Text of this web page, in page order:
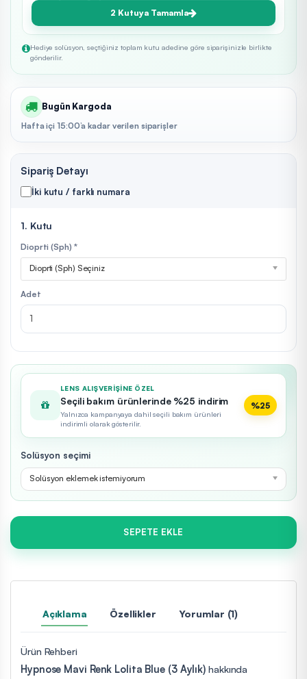
2 Kutuya Tamamla
Hediye solüsyon, seçtiğiniz toplam kutu adedine göre siparişinizle birlikte
gönderilir.
Bugün Kargoda
Hafta içi 15:00’a kadar verilen siparişler
Sipariş Detayı
İki kutu / farklı numara
1. Kutu
Dioprti (Sph) *
Dioprti (Sph) Seçiniz
Adet
LENS ALIŞVERIŞINE ÖZEL
Seçili bakım ürünlerinde %25 indirim
Yalnızca kampanyaya dahil seçili bakım ürünleri
indirimli olarak gösterilir.
%25
Solüsyon seçimi
Solüsyon eklemek istemiyorum
SEPETE EKLE
Açıklama Özellikler Yorumlar (1)
Ürün Rehberi
Hypnose Mavi Renk Lolita Blue (3 Aylık) hakkında